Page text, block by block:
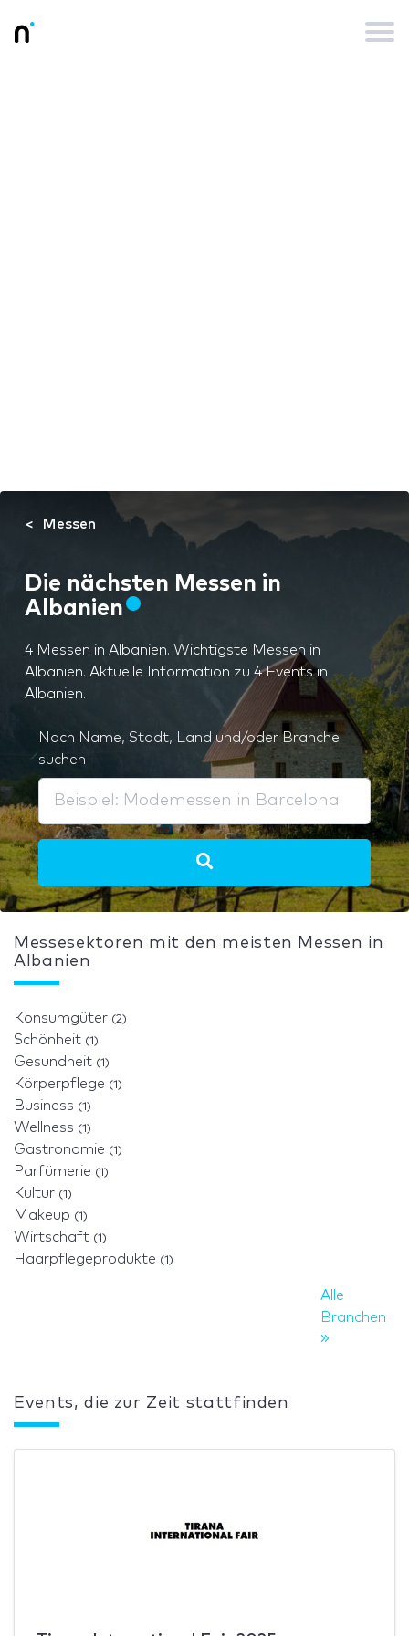
Messen
Die nächsten Messen in
Albanien
4 Messen in Albanien. Wichtigste Messen in
Albanien. Aktuelle Information zu 4 Events in
Albanien.
Nach Name, Stadt, Land und/oder Branche
suchen
Messesektoren mit den meisten Messen in
Albanien
Konsumgüter (2)
Schönheit (1)
Gesundheit (1)
Körperpflege (1)
Business (1)
Wellness (1)
Gastronomie (1)
Parfümerie (1)
Kultur (1)
Makeup (1)
Wirtschaft (1)
Haarpflegeprodukte (1)
Alle
Branchen
Events, die zur Zeit stattfinden